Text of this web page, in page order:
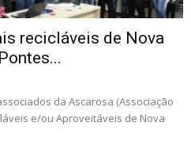
recicláveis de Nova
da Ascarosa (Associação
e/ou Aproveitáveis de Nova